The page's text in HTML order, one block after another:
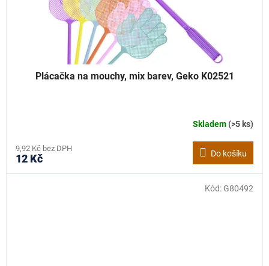
Plácačka na mouchy, mix barev, Geko K02521
Skladem(>5 ks)
9,92 Kč bez DPH
12 Kč Do košíku
Kód: G80492